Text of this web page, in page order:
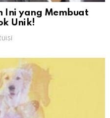
Ini yang Membuat
Unik!